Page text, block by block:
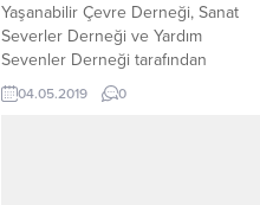
Yaşanabilir Çevre Derneği, Sanat
Severler Derneği ve Yardım
Sevenler Derneği tarafından
düzenlenen etkinlikte İl Jandarma
Komutalığı yerleşkesinde
04.05.2019 0